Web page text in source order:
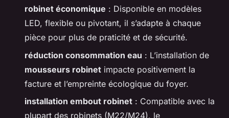
robinet économique : Disponible en modèles
LED, flexible ou pivotant, il s’adapte à chaque
pièce pour plus de praticité et de sécurité.
réduction consommation eau : L’installation de
mousseurs robinet impacte positivement la
facture et l’empreinte écologique du foyer.
installation embout robinet : Compatible avec la
plupart des robinets (M22/M24), le